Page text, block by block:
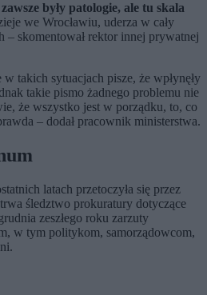
były patologie, ale tu skala
we Wrocławiu, uderza w cały
– skomentował rektor innej prywatnej
takich sytuacjach pisze, że wpłynęły
takie pismo żadnego problemu nie
że wszystko jest w porządku, to, co
– dodał pracownik ministerstwa.
latach przetoczyła się przez
śledztwo prokuratury dotyczące
zeszłego roku zarzuty
w tym politykom, samorządowcom,